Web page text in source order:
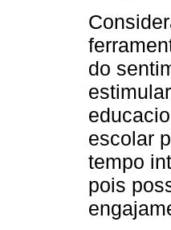
do
escolar
tempo
pois